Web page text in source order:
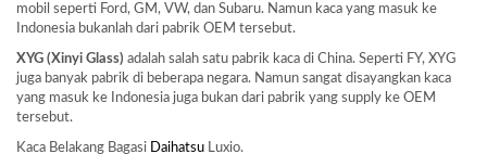
mobil seperti Ford, GM, VW, dan Subaru. Namun kaca yang masuk ke
Indonesia bukanlah dari pabrik OEM tersebut.
XYG (Xinyi Glass) adalah salah satu pabrik kaca di China. Seperti FY, XYG
juga banyak pabrik di beberapa negara. Namun sangat disayangkan kaca
yang masuk ke Indonesia juga bukan dari pabrik yang supply ke OEM
tersebut.
Kaca Belakang Bagasi Daihatsu Luxio.